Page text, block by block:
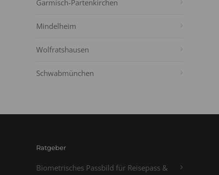
Garmisch-Partenkirchen
Mindelheim
Wolfratshausen
Schwabmünchen
Ratgeber
Biometrisches Passbild für Reisepass &